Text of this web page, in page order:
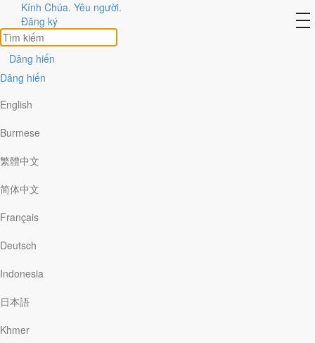
Kính Chúa. Yêu người.
Đăng ký
Dâng hiến
Dâng hiến
English
Burmese
繁體中文
简体中文
Français
Deutsch
Indonesia
日本語
Khmer
Tác giả
xem hết